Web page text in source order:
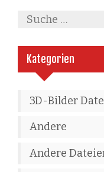
Kategorien
3D-Bilder
Andere
Andere